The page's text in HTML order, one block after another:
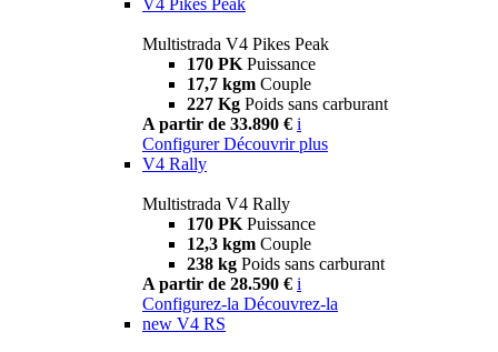
Multistrada V4 Pikes Peak
170 PK Puissance
17,7 kgm Couple
227 Kg Poids sans carburant
A partir de 33.890 € i
Configurer Découvrir plus
V4 Rally
Multistrada V4 Rally
170 PK Puissance
12,3 kgm Couple
238 kg Poids sans carburant
A partir de 28.590 € i
Configurez-la Découvrez-la
new V4 RS